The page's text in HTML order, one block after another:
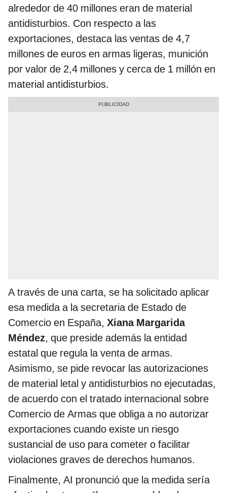
alrededor de 40 millones eran de material
antidisturbios. Con respecto a las
exportaciones, destaca las ventas de 4,7
millones de euros en armas ligeras, munición
por valor de 2,4 millones y cerca de 1 millón en
material antidisturbios.
A través de una carta, se ha solicitado aplicar
esa medida a la secretaria de Estado de
Comercio en España, Xiana Margarida
Méndez, que preside además la entidad
estatal que regula la venta de armas.
Asimismo, se pide revocar las autorizaciones
de material letal y antidisturbios no ejecutadas,
de acuerdo con el tratado internacional sobre
Comercio de Armas que obliga a no autorizar
exportaciones cuando existe un riesgo
sustancial de uso para cometer o facilitar
violaciones graves de derechos humanos.
Finalmente, AI pronunció que la medida sería